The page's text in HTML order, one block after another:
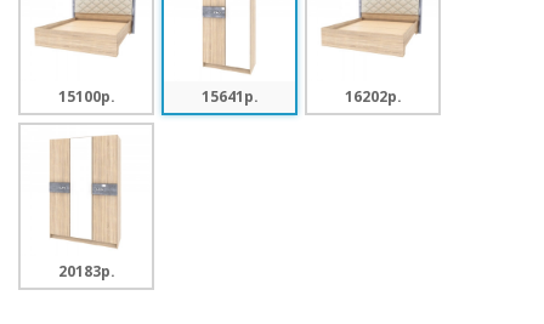
15100p. 15641p. 16202p.
20183p.